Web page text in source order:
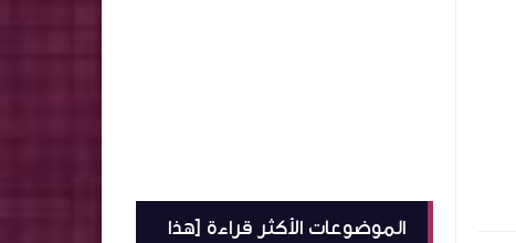
الموضوعات الأكثر قراءة [هذا